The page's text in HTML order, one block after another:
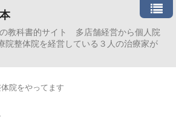
教科書的サイト 多店舗経営から個人院
院整体院を経営している３人の治療家が
院をやってます